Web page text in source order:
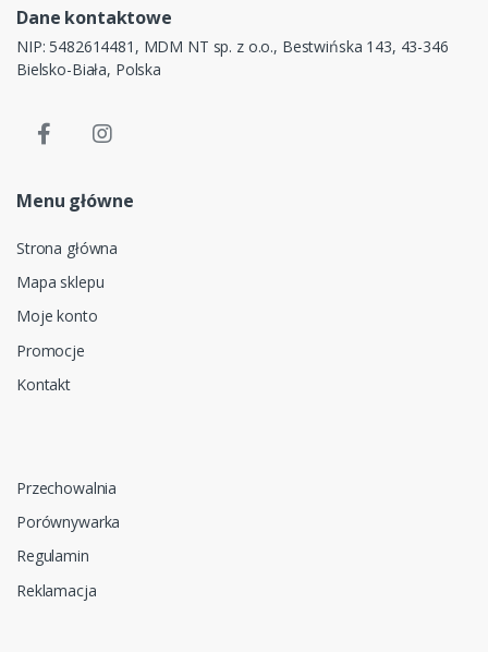
Dane kontaktowe
NIP: 5482614481, MDM NT sp. z o.o., Bestwińska 143, 43-346
Bielsko-Biała, Polska
Menu główne
Strona główna
Mapa sklepu
Moje konto
Promocje
Kontakt
Przechowalnia
Porównywarka
Regulamin
Reklamacja